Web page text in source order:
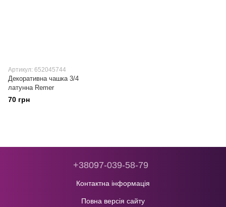
Артикул: 652045744
Декоративна чашка 3/4
латунна Remer
70 грн
+38097-039-58-79
Контактна інформація
Повна версія сайту